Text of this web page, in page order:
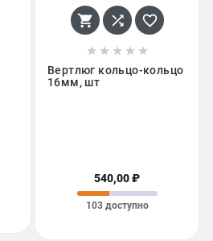
  
    
Вертлюг кольцо-кольцо
16мм, шт
540,00 ₽
103 доступно